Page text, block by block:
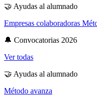
🤝 Ayudas al alumnado
Empresas colaboradoras
🔔 Convocatorias 2026
Ver todas
🤝 Ayudas al alumnado
Método avanza